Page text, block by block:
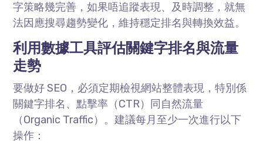
字策略幾完善，如果唔追蹤表現、及時調整，就無
法因應搜尋趨勢變化，維持穩定排名與轉換效益。
利用數據工具評估關鍵字排名與流量
走勢
要做好SEO ，必須定期檢視網站整體表現，特別係
關鍵字排名、點擊率（CTR）同自然流量
（Organic Traffic）。建議每月至少一次進行以下
操作：